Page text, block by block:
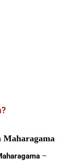
Maharagama
–